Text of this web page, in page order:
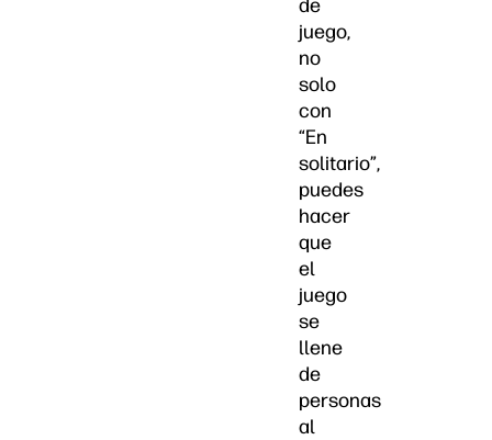
de
juego,
no
solo
con
“En
solitario”,
puedes
hacer
que
el
juego
se
llene
de
personas
al